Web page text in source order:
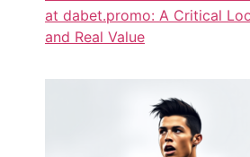
at dabet.promo: A Critical
and Real Value